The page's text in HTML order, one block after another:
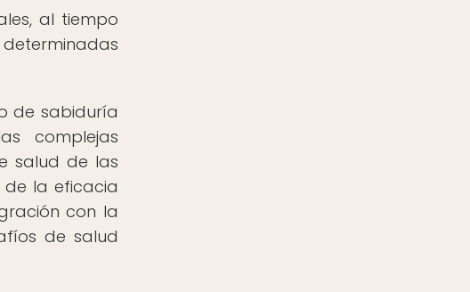
al tiempo
de sabiduría
complejas
salud de las
de la eficacia
con la
de salud